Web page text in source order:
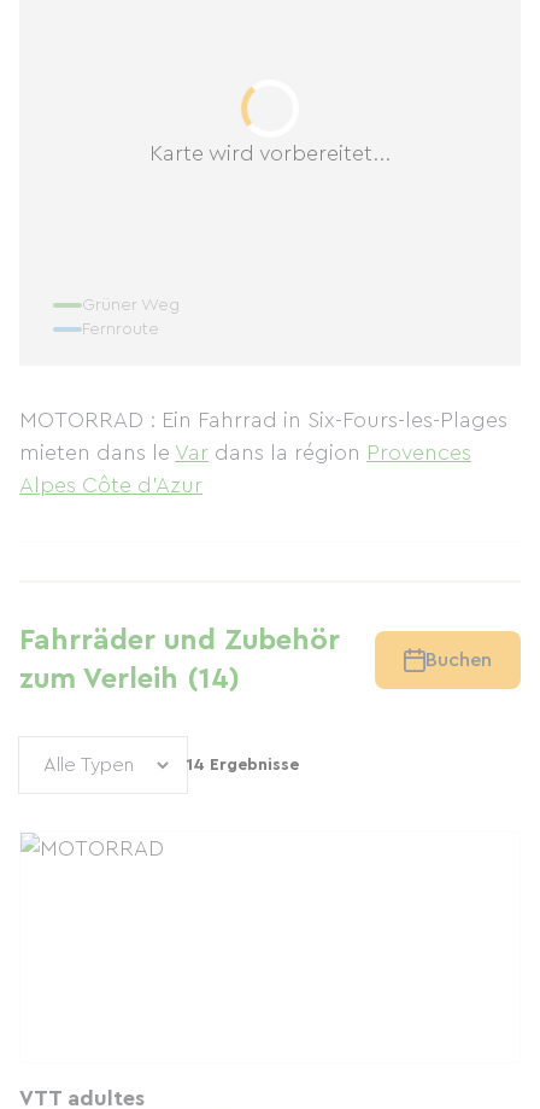
Karte wird vorbereitet...
Grüner Weg
Fernroute
MOTORRAD : Ein Fahrrad in Six-Fours-les-Plages
mieten dans le Var dans la région Provences
Alpes Côte d'Azur
Fahrräder und Zubehör
zum Verleih (14)
Buchen
14 Ergebnisse
VTT adultes